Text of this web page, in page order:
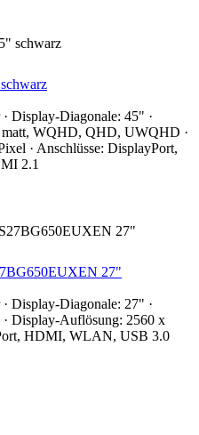
Display-Diagonale: 45" ·
WQHD, QHD, UWQHD ·
· Anschlüsse: DisplayPort,
2.1
27"
Display-Diagonale: 27" ·
Display-Auflösung: 2560 x
HDMI, WLAN, USB 3.0